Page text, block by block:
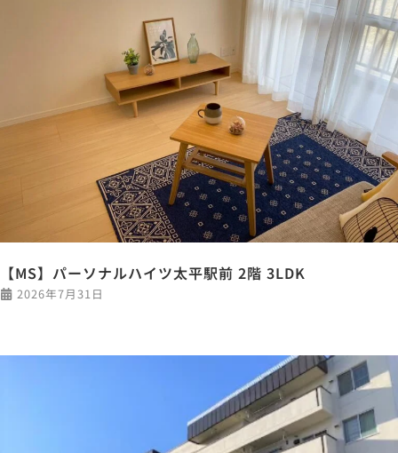
【MS】パーソナルハイツ太平駅前 2階 3LDK
2026年7月31日